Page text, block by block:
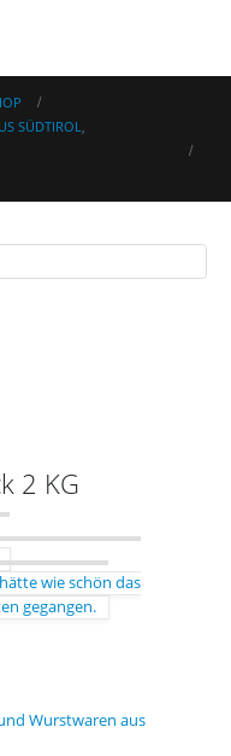
SÜDTIROL,
2 KG
wie schön das
gegangen.
Wurstwaren aus